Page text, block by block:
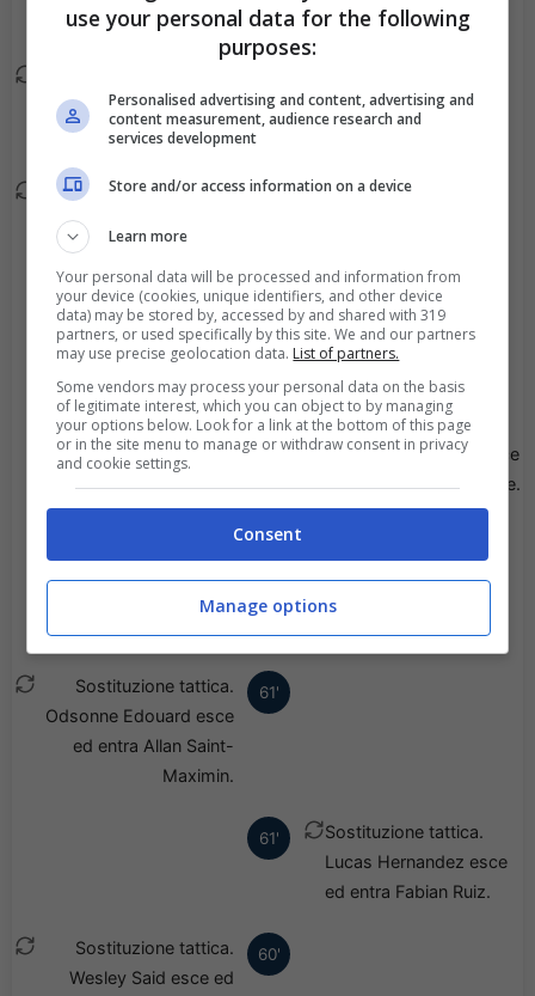
VAR.
Ruben Aguilar esce ed
entra Andrija Bulatovic.
Sostituzione tattica.
Abdallah Sima esce ed
entra Florian Sotoca.
76'
Sostituzione tattica.
Joao Neves esce ed
entra Dimitri Lucea.
76'
Sostituzione tattica.
Ousmane Dembele esce
ed entra Ibrahim Mbaye.
72'
esce ed entra Goncalo
61'
Sostituzione tattica.
Odsonne Edouard esce
ed entra Allan Saint-
Maximin.
61'
Sostituzione tattica.
Lucas Hernandez esce
ed entra Fabian Ruiz.
60'
Sostituzione tattica.
Wesley Said esce ed
use your personal data for the following
purposes:
Personalised advertising and content, advertising and
content measurement, audience research and
services development
Store and/or access information on a device
Learn more
Your personal data will be processed and information from
your device (cookies, unique identifiers, and other device
data) may be stored by, accessed by and shared with 319
partners, or used specifically by this site. We and our partners
may use precise geolocation data. List of partners.
Some vendors may process your personal data on the basis
of legitimate interest, which you can object to by managing
your options below. Look for a link at the bottom of this page
or in the site menu to manage or withdraw consent in privacy
and cookie settings.
Consent
Manage options